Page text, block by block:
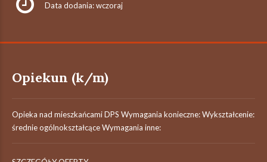
Data dodania: wczoraj
Opiekun (k/m)
Opieka nad mieszkańcami DPS Wymagania konieczne: Wykształcenie:
średnie ogólnokształcące Wymagania inne: